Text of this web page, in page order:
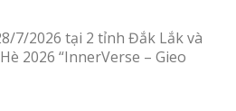
7/2026 tại 2 tỉnh Đắk Lắk và
2026 “InnerVerse – Gieo